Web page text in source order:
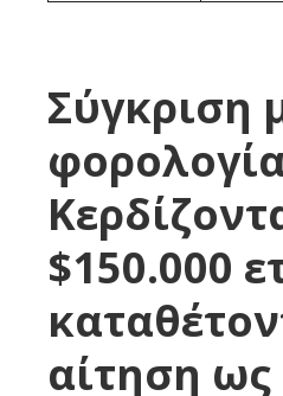
Σύγκριση
$150.000
αίτηση ως